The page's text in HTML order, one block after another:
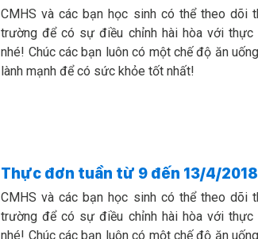
CMHS và các bạn học sinh có thể theo dõi
trường để có sự điều chỉnh hài hòa với thực
nhé! Chúc các bạn luôn có một chế độ ăn
lành mạnh để có sức khỏe tốt nhất!
Thực đơn tuần từ 9 đến 13/4/2018
CMHS và các bạn học sinh có thể theo dõi
trường để có sự điều chỉnh hài hòa với thực
nhé! Chúc các bạn luôn có một chế độ ăn